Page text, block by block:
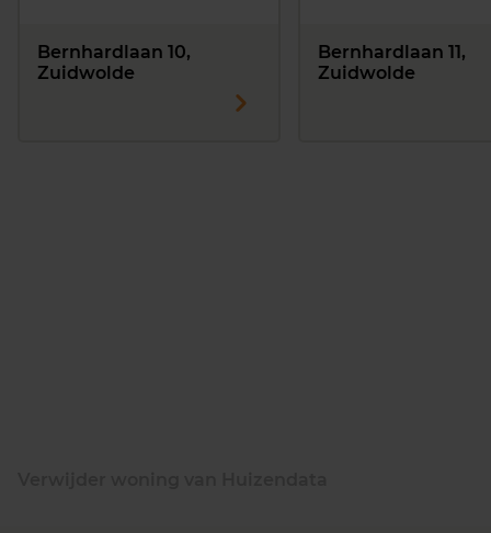
Bernhardlaan 10,
Zuidwolde
Bernhardlaan 11,
Zuidwolde